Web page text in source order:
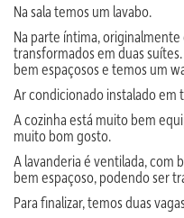
Na sala temos um lavabo.
Na parte íntima,
transformados em duas
bem espaçosos e temos um
Ar condicionado instalado em
A cozinha está muito bem
muito bom gosto.
A lavanderia é ventilada, com
bem espaçoso, podendo ser
Para finalizar, temos duas